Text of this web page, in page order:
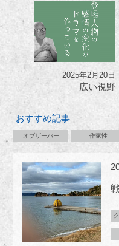
2025年2月20日
広い視野
おすすめ記事
オブザーバー 作家性